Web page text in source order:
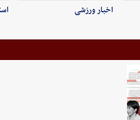
اخبار ورزشی